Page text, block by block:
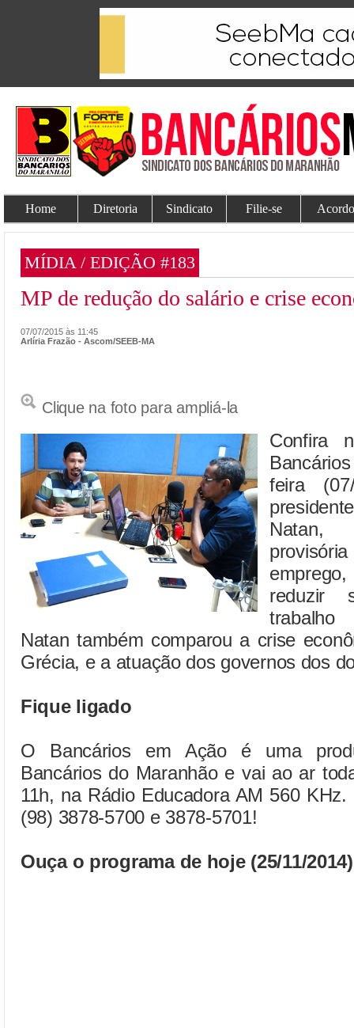
Home Diretoria Sindicato Filie-se
MÍDIA / EDIÇÃO #183
MP de redução do salário e crise
07/07/2015 às 11:45
Arlíria Frazão - Ascom/SEEB-MA
Clique na foto para ampliá-la
Confira
feira
Natan,
reduzir
Natan também comparou a crise
Grécia, e a atuação dos governos dos
Fique ligado
O Bancários em Ação é uma
Bancários do Maranhão e vai ao ar
11h, na Rádio Educadora AM 560
(98) 3878-5700 e 3878-5701!
Ouça o programa de hoje (25/11/